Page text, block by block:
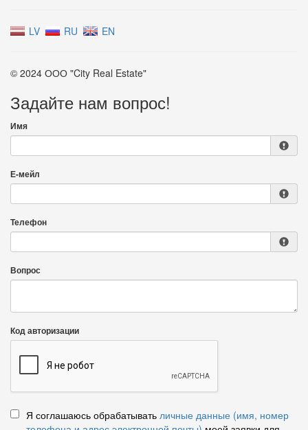
LV RU EN
© 2024 ООО "City Real Estate"
Задайте нам вопрос!
Имя
Е-мейл
Телефон
Вопрос
Код авторизации
Я соглашаюсь обрабатывать личные данные (имя, номер